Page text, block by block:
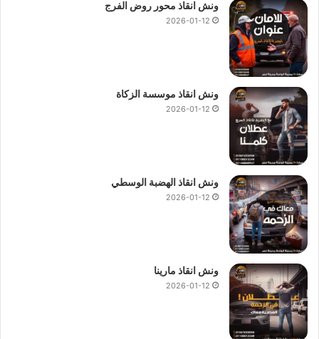
ونش انقاذ محور روض الفرج
2026-01-12
ونش انقاذ موسسة الزكاة
2026-01-12
ونش انقاذ الهضبة الوسطي
2026-01-12
ونش انقاذ مارينا
2026-01-12